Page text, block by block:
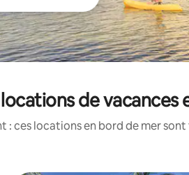
locations de
: ces locations en bord de mer